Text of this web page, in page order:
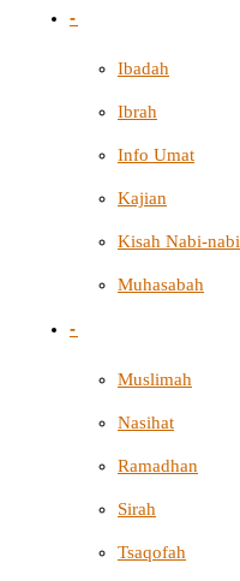
-
Ibadah
Ibrah
Info Umat
Kajian
Kisah Nabi-nabi
Muhasabah
-
Muslimah
Nasihat
Ramadhan
Sirah
Tsaqofah